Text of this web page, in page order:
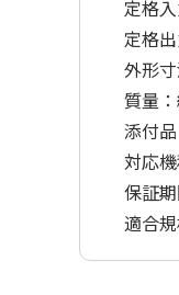
定格
定格
外形
質量
添付
対応
保証
適合